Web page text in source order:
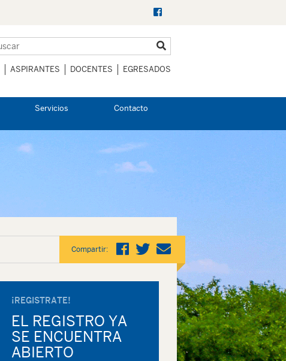
ASPIRANTES DOCENTES EGRESADOS
Servicios Contacto
Compartir:
¡REGISTRATE!
EL REGISTRO YA
SE ENCUENTRA
ABIERTO